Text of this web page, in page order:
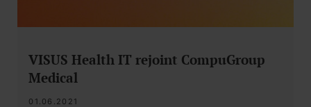
VISUS Health IT rejoint CompuGroup
Medical
01.06.2021